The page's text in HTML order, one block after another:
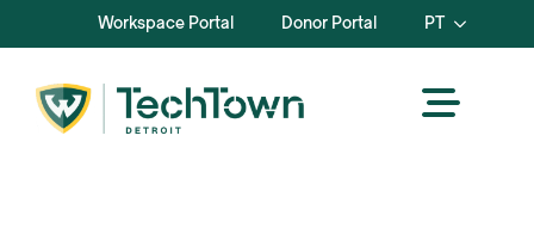
Workspace Portal Donor Portal PT